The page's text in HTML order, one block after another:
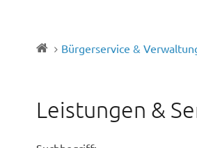
Bürgerservice &
Leistungen &